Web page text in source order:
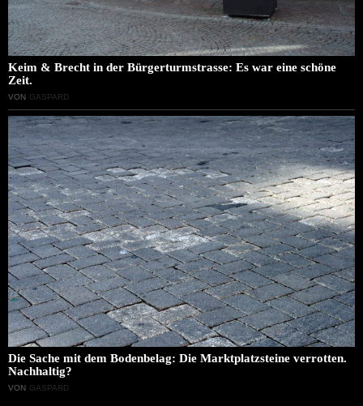
Keim & Brecht in der Bürgerturmstrasse: Es war eine schöne
Zeit.
VON GASPARD
Die Sache mit dem Bodenbelag: Die Marktplatzsteine verrotten.
Nachhaltig?
VON GASPARD